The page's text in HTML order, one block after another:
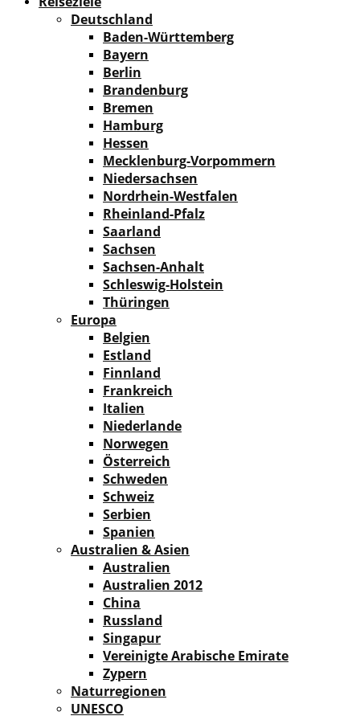
Deutschland
Baden-Württemberg
Bayern
Berlin
Brandenburg
Bremen
Hamburg
Hessen
Mecklenburg-Vorpommern
Niedersachsen
Nordrhein-Westfalen
Rheinland-Pfalz
Saarland
Sachsen
Sachsen-Anhalt
Schleswig-Holstein
Thüringen
Europa
Belgien
Estland
Finnland
Frankreich
Italien
Niederlande
Norwegen
Österreich
Schweden
Schweiz
Serbien
Spanien
Australien & Asien
Australien
Australien 2012
China
Russland
Singapur
Vereinigte Arabische Emirate
Zypern
Naturregionen
UNESCO